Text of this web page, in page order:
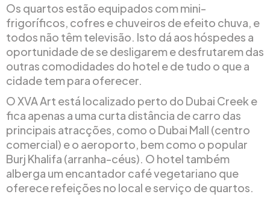
Os quartos estão equipados com mini-
frigoríficos, cofres e chuveiros de efeito chuva, e
todos não têm televisão. Isto dá aos hóspedes a
oportunidade de se desligarem e desfrutarem das
outras comodidades do hotel e de tudo o que a
cidade tem para oferecer.
O XVA Art está localizado perto do Dubai Creek e
fica apenas a uma curta distância de carro das
principais atracções, como o Dubai Mall (centro
comercial) e o aeroporto, bem como o popular
Burj Khalifa (arranha-céus). O hotel também
alberga um encantador café vegetariano que
oferece refeições no local e serviço de quartos.